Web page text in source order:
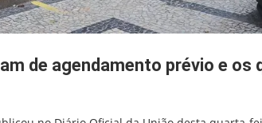
de agendamento prévio e os